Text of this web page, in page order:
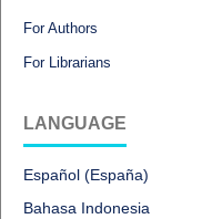
For Authors
For Librarians
LANGUAGE
Español (España)
Bahasa Indonesia